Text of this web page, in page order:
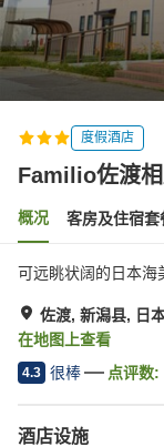
度假酒店
Familio佐渡相
概况 客房及住宿套
可远眺状阔的日本海
佐渡, 新潟县, 日
在地图上查看
4.3 很棒 点评数:
酒店设施